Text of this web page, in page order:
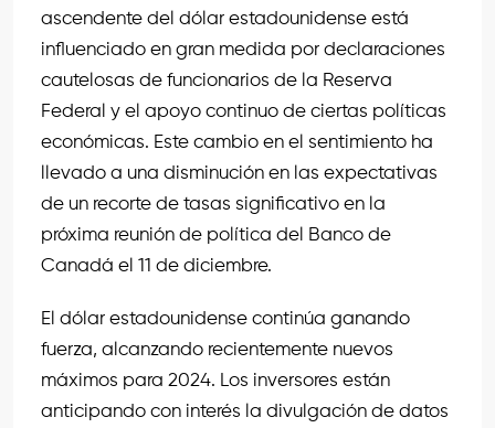
ascendente del dólar estadounidense está
influenciado en gran medida por declaraciones
cautelosas de funcionarios de la Reserva
Federal y el apoyo continuo de ciertas políticas
económicas. Este cambio en el sentimiento ha
llevado a una disminución en las expectativas
de un recorte de tasas significativo en la
próxima reunión de política del Banco de
Canadá el 11 de diciembre.
El dólar estadounidense continúa ganando
fuerza, alcanzando recientemente nuevos
máximos para 2024. Los inversores están
anticipando con interés la divulgación de datos